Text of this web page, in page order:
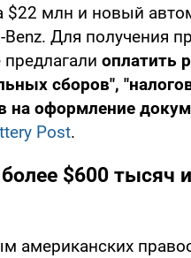
$22 млн и новый
Benz. Для получения
оплатить
сборов",
на оформление
Post.
$600 тысяч
американских